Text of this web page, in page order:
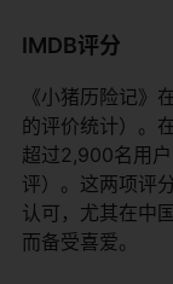
IMDB评分
《小猪历险记》
的评价统计）。
超过2,900名用
评）。这两项评
认可，尤其在中
而备受喜爱。